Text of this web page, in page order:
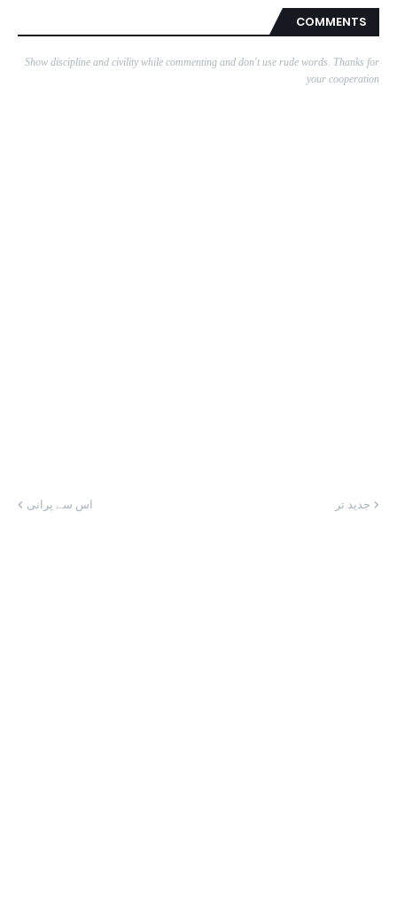
COMMENTS
Show discipline and civility while commenting and don't use rude words. Thanks for
your cooperation
جدید تر اس سے پرانی